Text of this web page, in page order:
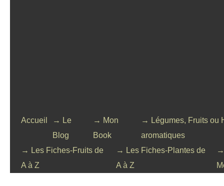
Accueil
→ Le
Blog
→ Mon
Book
→ Légumes, Fruits ou
aromatiques
→ Les Fiches-Fruits de
A à Z
→ Les Fiches-Plantes de
A à Z
→